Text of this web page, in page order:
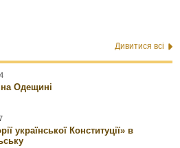
Дивитися всі
на Одещині
української Конституції» в